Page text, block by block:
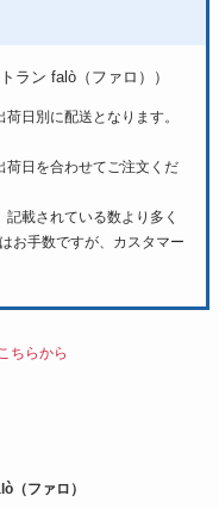
ラン falò（ファロ））
日別に配送となります。
荷日を合わせてご注文くだ
記載されている数より多く
お手数ですが、カスタマー
ちらから
（ファロ）